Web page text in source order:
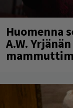
Huomenna
A.W.